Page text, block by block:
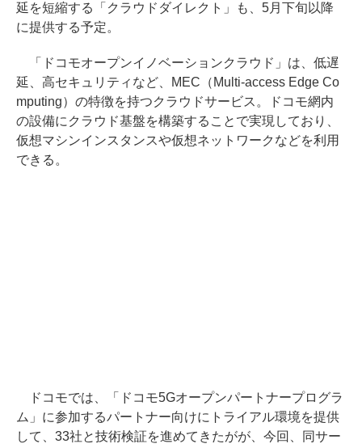
延を短縮する「クラウドダイレクト」も、5月下旬以降
に提供する予定。
「ドコモオープンイノベーションクラウド」は、低遅
延、高セキュリティなど、MEC（Multi-access Edge Co
mputing）の特徴を持つクラウドサービス。ドコモ網内
の設備にクラウド基盤を構築することで実現しており、
仮想マシンインスタンスや仮想ネットワークなどを利用
できる。
ドコモでは、「ドコモ5Gオープンパートナープログラ
ム」に参加するパートナー向けにトライアル環境を提供
して、33社と技術検証を進めてきたがが、今回、同サー